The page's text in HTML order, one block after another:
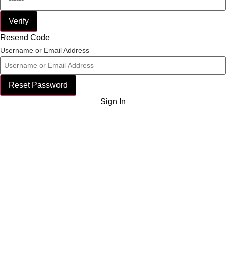
Verify
Resend Code
Username or Email Address
Reset Password
Sign In